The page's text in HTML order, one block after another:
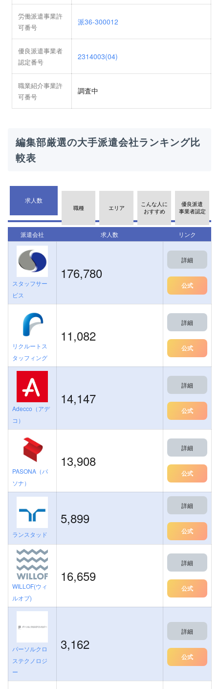
労働派遣事業許
可番号
派36-300012
優良派遣事業者
認定番号
2314003(04)
職業紹介事業許
可番号
調査中
編集部厳選の大手派遣会社ランキング比
較表
求人数
職種 エリア
こんな人に
おすすめ
優良派遣
事業者認定
派遣会社 求人数 リンク
スタッフサー
ビス
176,780
詳細
公式
リクルートス
タッフィング
11,082
詳細
公式
Adecco（アデ
コ）
14,147
詳細
公式
PASONA（パ
ソナ）
13,908
詳細
公式
ランスタッド
5,899
詳細
公式
WILLOF(ウィ
ルオブ)
16,659
詳細
公式
パーソルクロ
ステクノロジ
ー
3,162
詳細
公式